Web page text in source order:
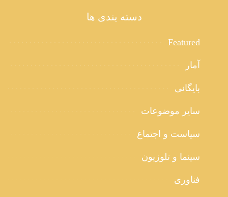
دسته بندی ها
Featured
آمار
بایگانی
سایر موضوعات
سیاست و اجتماع
سینما و تلوزیون
فناوری